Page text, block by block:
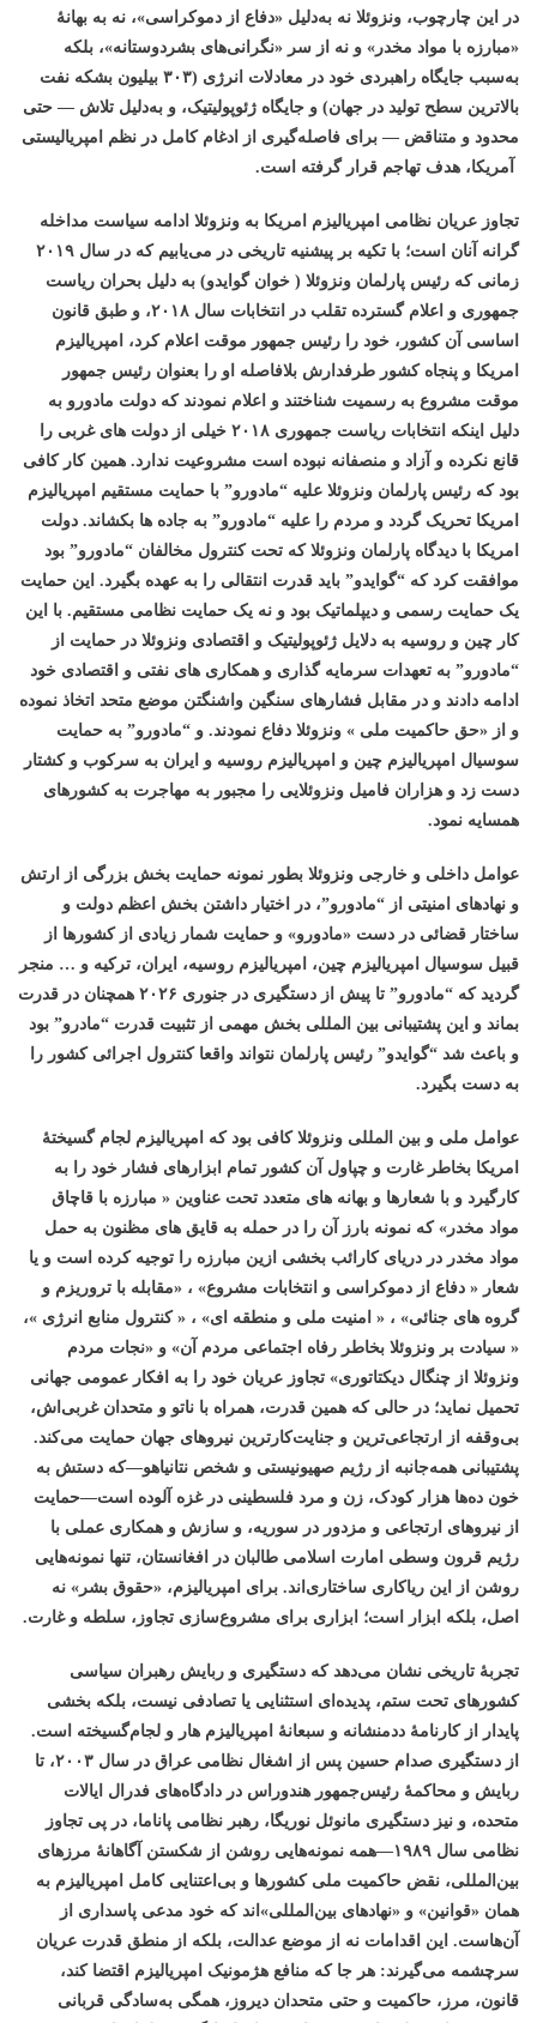
در این چارچوب، ونزوئلا نه به‌دلیل «دفاع از دموکراسی»، نه به بهانهٔ
«مبارزه با مواد مخدر» و نه از سر «نگرانی‌های بشردوستانه»، بلکه
به‌سبب جایگاه راهبردی خود در معادلات انرژی
(۳۰۳ بیلیون بشکه نفت
بالاترین سطح تولید در جهان) و جایگاه ژئوپولیتیک، و به‌دلیل تلاش — حتی
محدود و متناقض — برای فاصله‌گیری از ادغام کامل در نظم امپریالیستی
آمریکا، هدف تهاجم قرار گرفته است.
تجاوز عریان نظامی امپریالیزم امریکا به ونزوئلا ادامه سیاست مداخله
گرانه آنان است؛ با تکیه بر پیشنیه تاریخی در می‌یابیم که در سال ۲۰۱۹
زمانی که رئیس پارلمان ونزوئلا ( خوان گوایدو) به دلیل بحران ریاست
جمهوری و اعلام گسترده تقلب در انتخابات سال ۲۰۱۸، و طبق قانون
اساسی آن کشور، خود را رئیس جمهور موقت اعلام کرد، امپریالیزم
امریکا و پنجاه کشور طرفدارش بلافاصله او را بعنوان رئیس جمهور
موقت مشروع به رسمیت شناختند و اعلام نمودند که دولت مادورو به
دلیل اینکه انتخابات ریاست جمهوری ۲۰۱۸ خیلی از دولت های غربی را
قانع نکرده و آزاد و منصفانه نبوده است مشروعیت ندارد. همین کار کافی
بود که رئیس پارلمان ونزوئلا علیه “مادورو” با حمایت مستقیم امپریالیزم
امریکا تحریک گردد و مردم را علیه “مادورو” به جاده ها بکشاند. دولت
امریکا با دیدگاه پارلمان ونزوئلا که تحت کنترول مخالفان “مادورو” بود
موافقت کرد که “گوایدو” باید قدرت انتقالی را به عهده بگیرد. این حمایت
یک حمایت رسمی و دیپلماتیک بود و نه یک حمایت نظامی مستقیم. با این
کار چین و روسیه به دلایل ژئوپولیتیک و اقتصادی ونزوئلا در حمایت از
“مادورو” به تعهدات سرمایه گذاری و همکاری های نفتی و اقتصادی خود
ادامه دادند و در مقابل فشارهای سنگین واشنگتن موضع متحد اتخاذ نموده
و از «حق حاکمیت ملی » ونزوئلا دفاع نمودند. و “مادورو” به حمایت
سوسیال امپریالیزم چین و امپریالیزم روسیه و ایران به سرکوب و کشتار
دست زد و هزاران فامیل ونزوئلایی را مجبور به مهاجرت به کشورهای
همسایه نمود.
عوامل داخلی و خارجی ونزوئلا بطور نمونه حمایت بخش بزرگی از ارتش
و نهادهای امنیتی از “مادورو”، در اختیار داشتن بخش اعظم دولت و
ساختار قضائی در دست «مادورو» و حمایت شمار زیادی از کشورها از
قبیل سوسیال امپریالیزم چین، امپریالیزم روسیه، ایران، ترکیه و … منجر
گردید که “مادورو” تا پیش از دستگیری در جنوری ۲۰۲۶ همچنان در قدرت
بماند و این پشتیبانی بین المللی بخش مهمی از تثبیت قدرت “مادرو” بود
و باعث شد “گوایدو” رئیس پارلمان نتواند واقعا کنترول اجرائی کشور را
به دست بگیرد.
عوامل ملی و بین المللی ونزوئلا کافی بود که امپریالیزم لجام گسیختۀ
امریکا بخاطر غارت و چپاول آن کشور تمام ابزارهای فشار خود را به
کارگیرد و با شعارها و بهانه های متعدد تحت عناوین « مبارزه با قاچاق
مواد مخدر» که نمونه بارز آن را در حمله به قایق های مظنون به حمل
مواد مخدر در دریای کارائب بخشی ازین مبارزه را توجیه کرده است و یا
شعار « دفاع از دموکراسی و انتخابات مشروع» ، «مقابله با تروریزم و
گروه های جنائی» ، « امنیت ملی و منطقه ای» ، « کنترول منابع انرژی »،
« سیادت بر ونزوئلا بخاطر رفاه اجتماعی مردم آن» و «نجات مردم
ونزوئلا از چنگال دیکتاتوری» تجاوز عریان خود را به افکار عمومی جهانی
تحمیل نماید؛ در حالی که همین قدرت، همراه با ناتو و متحدان غربی‌اش،
بی‌وقفه از ارتجاعی‌ترین و جنایت‌کارترین نیروهای جهان حمایت می‌کند.
پشتیبانی همه‌جانبه از رژیم صهیونیستی و شخص نتانیاهو—که دستش به
خون ده‌ها هزار کودک، زن و مرد فلسطینی در غزه آلوده است—حمایت
از نیروهای ارتجاعی و مزدور در سوریه، و سازش و همکاری عملی با
رژیم قرون وسطی امارت اسلامی طالبان در افغانستان، تنها نمونه‌هایی
روشن از این ریاکاری ساختاری‌اند. برای امپریالیزم، «حقوق بشر» نه
اصل، بلکه ابزار است؛ ابزاری برای مشروع‌سازی تجاوز، سلطه و غارت.
تجربهٔ تاریخی نشان می‌دهد که دستگیری و ربایش رهبران سیاسی
کشورهای تحت ستم، پدیده‌ای استثنایی یا تصادفی نیست، بلکه بخشی
پایدار از کارنامهٔ ددمنشانه و سبعانۀ امپریالیزم هار و لجام‌گسیخته است.
از دستگیری صدام حسین پس از اشغال نظامی عراق در سال ۲۰۰۳، تا
ربایش و محاکمهٔ رئیس‌جمهور هندوراس در دادگاه‌های فدرال ایالات
متحده، و نیز دستگیری مانوئل نوریگا، رهبر نظامی پاناما، در پی تجاوز
نظامی سال ۱۹۸۹—
همه نمونه‌هایی روشن از شکستن آگاهانهٔ مرزهای
بین‌المللی، نقض حاکمیت ملی کشورها و بی‌اعتنایی کامل امپریالیزم به
همان «قوانین» و «نهادهای بین‌المللی»‌اند که خود مدعی پاسداری از
آن‌هاست. این اقدامات نه از موضع عدالت، بلکه از منطق قدرت عریان
سرچشمه می‌گیرند: هر جا که منافع هژمونیک امپریالیزم اقتضا کند،
قانون، مرز، حاکمیت و حتی متحدان دیروز، همگی به‌سادگی قربانی